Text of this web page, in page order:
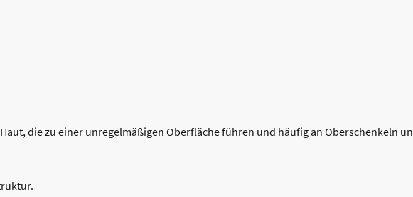
die zu einer unregelmäßigen Oberfläche führen und häufig an Oberschenkeln